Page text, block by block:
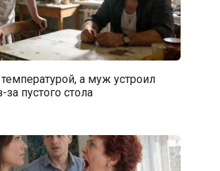
а муж устроил
за пустого стола